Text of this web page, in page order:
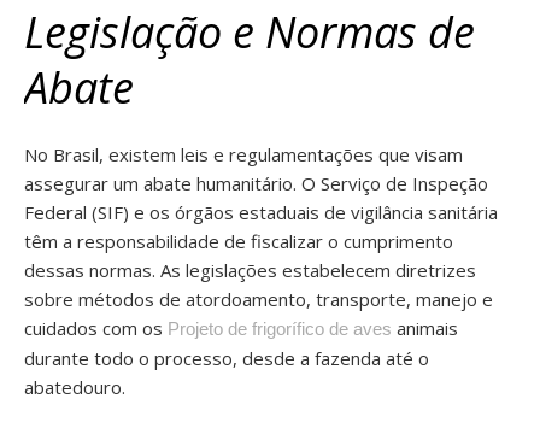
Legislação e Normas de
Abate
No Brasil, existem leis e regulamentações que visam
assegurar um abate humanitário. O Serviço de Inspeção
Federal (SIF) e os órgãos estaduais de vigilância sanitária
têm a responsabilidade de fiscalizar o cumprimento
dessas normas. As legislações estabelecem diretrizes
sobre métodos de atordoamento, transporte, manejo e
cuidados com os Projeto de frigorífico de aves animais
durante todo o processo, desde a fazenda até o
abatedouro.